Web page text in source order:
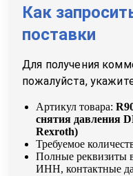
Как
поставки
Для получения
пожалуйста,
Артикул товара:
снятия давления
Rexroth)
Требуемое
Полные реквизиты
ИНН, контактные